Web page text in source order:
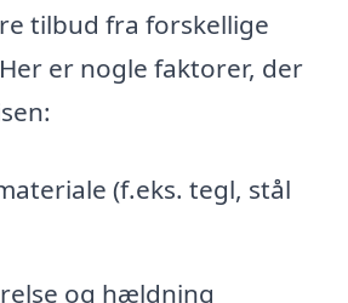
tilbud fra forskellige
er nogle faktorer, der
(f.eks. tegl, stål
og hældning